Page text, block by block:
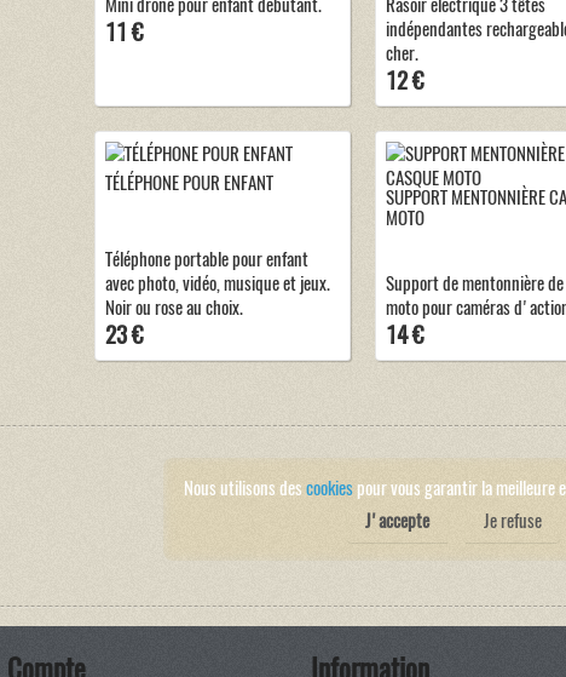
11 €
indépendantes
cher.
12 €
TÉLÉPHONE POUR ENFANT
Téléphone portable pour enfant
avec photo, vidéo, musique et jeux.
Noir ou rose au choix.
23 €
SUPPORT MENTONNIÈRE
MOTO
Support de mentonnière
moto pour caméras
14 €
Nous utilisons des cookiespour vous garantir la meilleure
J'accepte
Je refuse
Compte Information